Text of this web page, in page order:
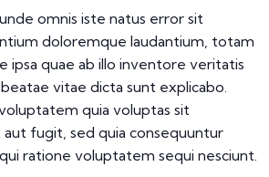
omnis iste natus error sit
doloremque laudantium, totam
ipsa quae ab illo inventore veritatis
vitae dicta sunt explicabo.
quia voluptas sit
fugit, sed quia consequuntur
ratione voluptatem sequi nesciunt.